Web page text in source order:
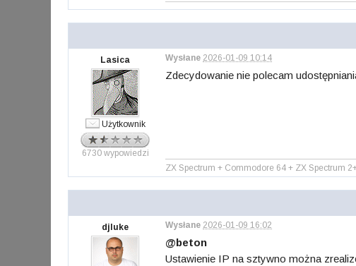
Lasica
Użytkownik
6730 wypowiedzi
Wysłane 2026-01-09 10:14
Zdecydowanie nie polecam
ZX Spectrum + Commodore 64 + ZX Spectrum
djluke Wysłane 2026-01-09 16:02
@beton
Ustawienie IP na sztywno można